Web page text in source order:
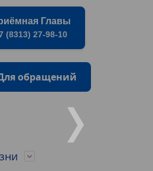
Главы
(8313) 27-98-10
обращений